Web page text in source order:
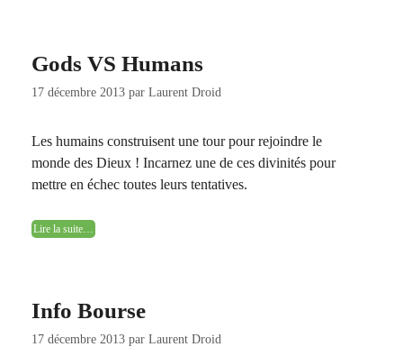
Gods VS Humans
17 décembre 2013 par Laurent Droid
Les humains construisent une tour pour rejoindre le
monde des Dieux ! Incarnez une de ces divinités pour
mettre en échec toutes leurs tentatives.
Lire la suite…
Info Bourse
17 décembre 2013 par Laurent Droid